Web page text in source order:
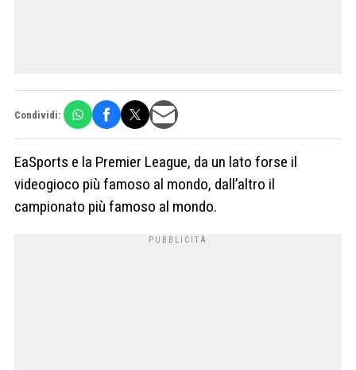
Condividi:
EaSports e la Premier League, da un lato forse il
videogioco più famoso al mondo, dall’altro il
campionato più famoso al mondo.